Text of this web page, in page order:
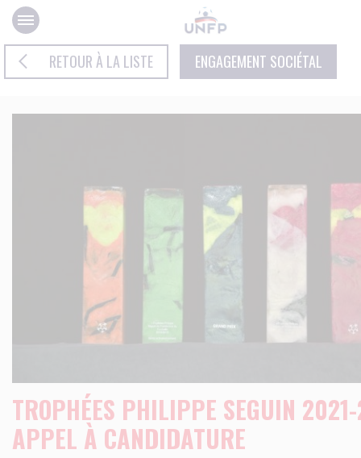
Panneau de gestion des cookies
RETOUR À LA LISTE ENGAGEMENT SOCIÉTAL
TROPHÉES PHILIPPE SEGUIN
APPEL À CANDIDATURE